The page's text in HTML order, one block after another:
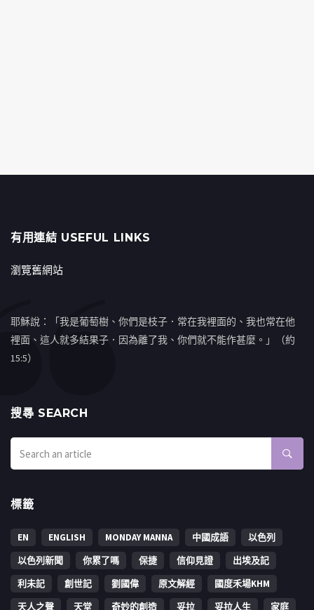
有用連結 USEFUL LINKS
瀏覽舊網站
耶穌說：「我是葡萄樹、你們是枝子．常在我裡面的、我也常在他
裡面、這人就多結果子．因為離了我、你們就不能作甚麼。」（約
15:5）
搜㝷 SEARCH
標籤
EN ENGLISH MONDAY MANNA 中國成語
以色列
以色列新聞
你累了嗎 保捷 信仰見證
出埃及記
利未記
創世記 劉國偉 原文解經
國度禾場KHM
天人之聲
天堂 奇妙的創造 妥拉 妥拉人生 家庭